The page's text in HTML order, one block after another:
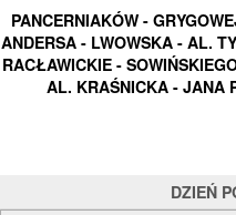
PANCERNIAKÓW -
ANDERSA - LWOWSKA - AL.
RACŁAWICKIE -
AL. KRAŚNICKA - JANA
DZIEŃ